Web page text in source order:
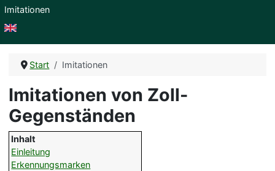
Imitationen
English
Start Imitationen
Imitationen von Zoll-
Gegenständen
Inhalt
Einleitung
Erkennungsmarken